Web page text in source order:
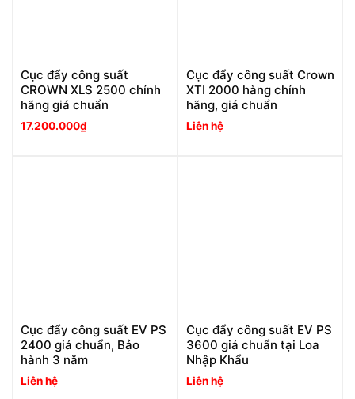
Cục đẩy công suất
CROWN XLS 2500 chính
hãng giá chuẩn
17.200.000₫
Cục đẩy công suất Crown
XTI 2000 hàng chính
hãng, giá chuẩn
Liên hệ
Cục đẩy công suất EV PS
2400 giá chuẩn, Bảo
hành 3 năm
Liên hệ
Cục đẩy công suất EV PS
3600 giá chuẩn tại Loa
Nhập Khẩu
Liên hệ